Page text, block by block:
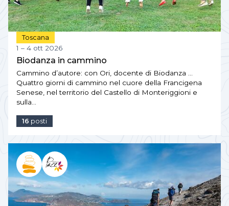
Toscana
1 – 4 ott 2026
Biodanza in cammino
Cammino d’autore: con Ori, docente di Biodanza …
Quattro giorni di cammino nel cuore della Francigena
Senese, nel territorio del Castello di Monteriggioni e
sulla…
16 posti